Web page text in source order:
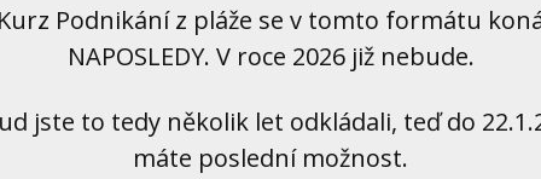
Kurz Podnikání z pláže se v tomto formátu
NAPOSLEDY. V roce 2026 již nebude.
jste to tedy několik let odkládali, teď do
máte poslední možnost.